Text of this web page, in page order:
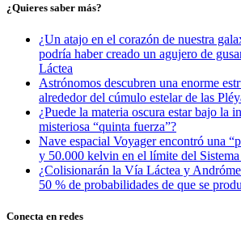
¿Quieres saber más?
¿Un atajo en el corazón de nuestra
podría haber creado un agujero de
Láctea
Astrónomos descubren una enorme
alrededor del cúmulo estelar de las
¿Puede la materia oscura estar bajo la
misteriosa “quinta fuerza”?
Nave espacial Voyager encontró una
y 50.000 kelvin en el límite del
¿Colisionarán la Vía Láctea y
50 % de probabilidades de que se
Conecta en redes